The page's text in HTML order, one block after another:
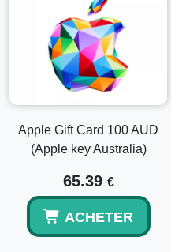
Apple Gift Card 100 AUD
(Apple key Australia)
65.39 €
ACHETER